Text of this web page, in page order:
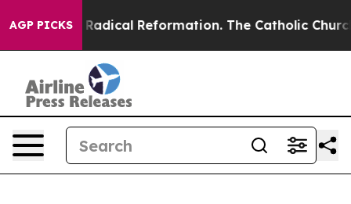
AGP PICKS
Farms? Radical Reformation. The Catholic Church’s